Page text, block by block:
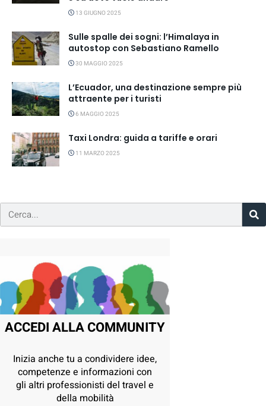
13 GIUGNO 2025
Sulle spalle dei sogni: l’Himalaya in
autostop con Sebastiano Ramello
30 MAGGIO 2025
L’Ecuador, una destinazione sempre più
attraente per i turisti
6 MAGGIO 2025
Taxi Londra: guida a tariffe e orari
11 MARZO 2025
ACCEDI ALLA COMMUNITY
Inizia anche tu a condividere idee,
competenze e informazioni con
gli altri professionisti del travel e
della mobilità